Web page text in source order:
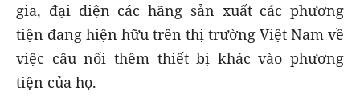
gia, đại diện các hãng sản xuất các phương
tiện đang hiện hữu trên thị trường Việt Nam về
việc câu nối thêm thiết bị khác vào phương
tiện của họ.